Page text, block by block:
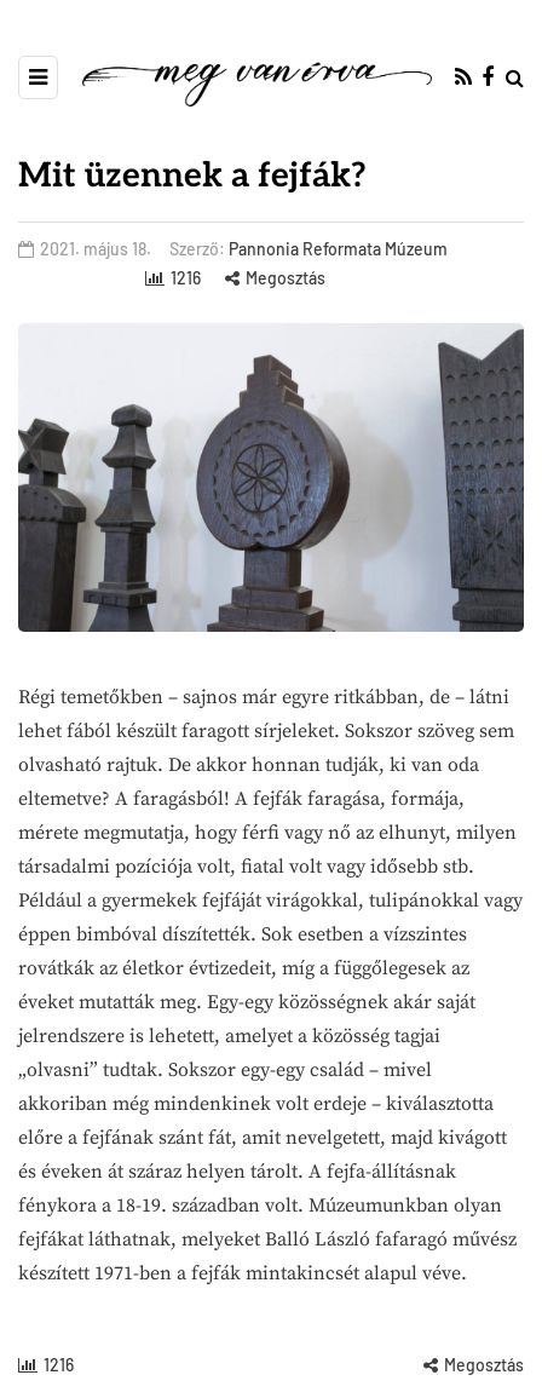
Mit üzennek a fejfák?
2021. május 18. Szerző: Pannonia Reformata Múzeum
1216
Megosztás
Régi temetőkben – sajnos már egyre ritkábban, de – látni
lehet fából készült faragott sírjeleket. Sokszor szöveg sem
olvasható rajtuk. De akkor honnan tudják, ki van oda
eltemetve? A faragásból! A fejfák faragása, formája,
mérete megmutatja, hogy férfi vagy nő az elhunyt, milyen
társadalmi pozíciója volt, fiatal volt vagy idősebb stb.
Például a gyermekek fejfáját virágokkal, tulipánokkal vagy
éppen bimbóval díszítették. Sok esetben a vízszintes
rovátkák az életkor évtizedeit, míg a függőlegesek az
éveket mutatták meg. Egy-egy közösségnek akár saját
jelrendszere is lehetett, amelyet a közösség tagjai
„olvasni” tudtak. Sokszor egy-egy család – mivel
akkoriban még mindenkinek volt erdeje – kiválasztotta
előre a fejfának szánt fát, amit nevelgetett, majd kivágott
és éveken át száraz helyen tárolt. A fejfa-állításnak
fénykora a 18-19. században volt. Múzeumunkban olyan
fejfákat láthatnak, melyeket Balló László fafaragó művész
készített 1971-ben a fejfák mintakincsét alapul véve.
1216 Megosztás